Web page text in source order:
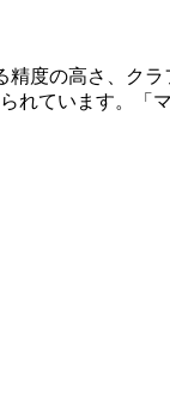
度の高さ、
ています。